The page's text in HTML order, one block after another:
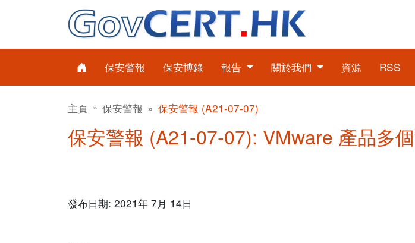
保安警報 保安博錄 報告 關於我們 資源 RSS
主頁 保安警報 保安警報 (A21-07-07)
保安警報 (A21-07-07): VMware 產品多
發布日期: 2021年 7月 14日